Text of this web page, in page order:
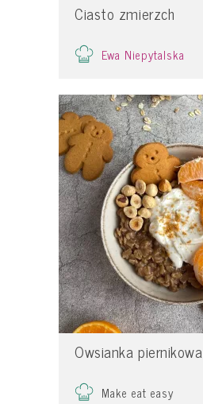
Ciasto zmierzch
Ewa Niepytalska
Owsianka piernikowa
Make eat easy